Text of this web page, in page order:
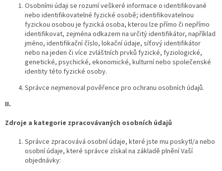
Osobními údaji se rozumí veškeré informace o identifikované
nebo identifikovatelné fyzické osobě; identifikovatelnou
fyzickou osobou je fyzická osoba, kterou lze přímo či nepřímo
identifikovat, zejména odkazem na určitý identifikátor, například
jméno, identifikační číslo, lokační údaje, síťový identifikátor
nebo na jeden či více zvláštních prvků fyzické, fyziologické,
genetické, psychické, ekonomické, kulturní nebo společenské
identity této fyzické osoby.
Správce nejmenoval pověřence pro ochranu osobních údajů.
II.
Zdroje a kategorie zpracovávaných osobních údajů
Správce zpracovává osobní údaje, které jste mu poskytl/a nebo
osobní údaje, které správce získal na základě plnění Vaší
objednávky: